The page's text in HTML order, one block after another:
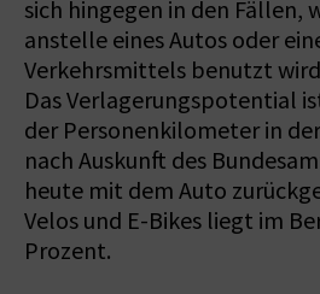
sich hingegen in den Fällen,
anstelle eines Autos oder
Verkehrsmittels benutzt wird
Das Verlagerungspotential
der Personenkilometer in
nach Auskunft des
heute mit dem Auto
Velos und E-Bikes liegt im
Prozent.